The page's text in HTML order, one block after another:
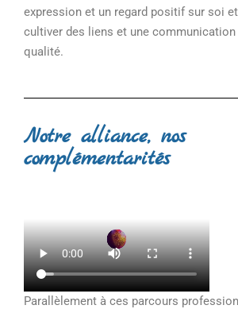
expression et un regard positif sur soi
cultiver des liens et une
qualité.
Notre alliance, nos
complémentarités
Parallèlement à ces parcours